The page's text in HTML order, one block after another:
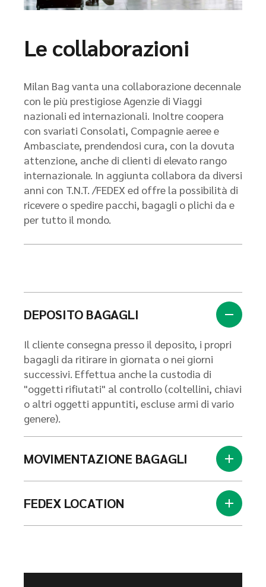
Le collaborazioni
Milan Bag vanta una collaborazione decennale
con le più prestigiose Agenzie di Viaggi
nazionali ed internazionali. Inoltre coopera
con svariati Consolati, Compagnie aeree e
Ambasciate, prendendosi cura, con la dovuta
attenzione, anche di clienti di elevato rango
internazionale. In aggiunta collabora da diversi
anni con T.N.T. /FEDEX ed offre la possibilità di
ricevere o spedire pacchi, bagagli o plichi da e
per tutto il mondo.
DEPOSITO BAGAGLI
Il cliente consegna presso il deposito, i propri
bagagli da ritirare in giornata o nei giorni
successivi. Effettua anche la custodia di
"oggetti rifiutati" al controllo (coltellini, chiavi
o altri oggetti appuntiti, escluse armi di vario
genere).
MOVIMENTAZIONE BAGAGLI
FEDEX LOCATION